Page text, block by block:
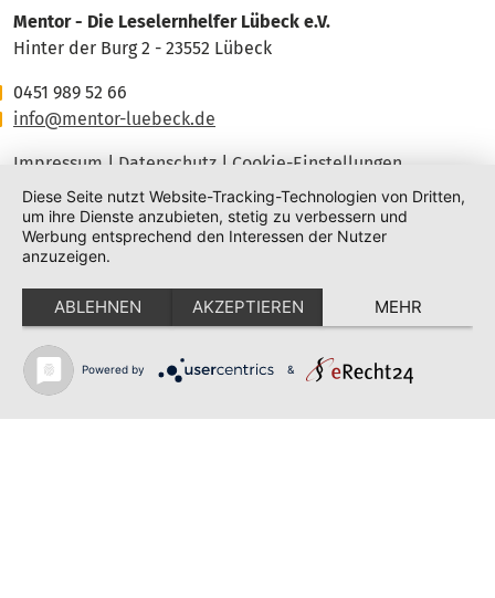
Mentor - Die Leselernhelfer Lübeck e.V.
Hinter der Burg 2 - 23552 Lübeck
0451 989 52 66
info@mentor-luebeck.de
Impressum | Datenschutz | Cookie-Einstellungen
Diese Seite nutzt Website-Tracking-Technologien von Dritten,
um ihre Dienste anzubieten, stetig zu verbessern und
Werbung entsprechend den Interessen der Nutzer
anzuzeigen.
ABLEHNEN AKZEPTIEREN MEHR
Powered by &